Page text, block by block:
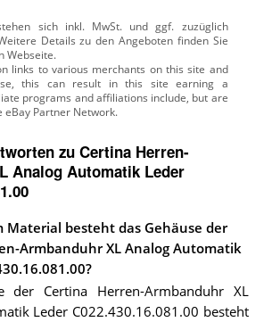
sich inkl. MwSt. und ggf. zuzüglich
Details zu den Angeboten finden Sie
Webseite.
zu Certina Herren-
Analog Automatik Leder
Material besteht das Gehäuse der
Armbanduhr XL Analog Automatik
der Certina Herren-Armbanduhr XL
Leder C022.430.16.081.00 besteht